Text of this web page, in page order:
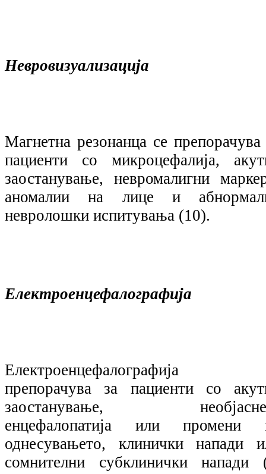
Невровизуализација
Магнетна резонанца се препорачува
пациенти со микроцефалија,
заостанување, невромалигни
аномалии на лице и
невролошки испитувања (10).
Електроенцефалографија
Електроенцефалографија
препорачува за пациенти со
заостанување,
енцефалопатија или промени
однесувањето, клинички напади
сомнителни субклинички напади